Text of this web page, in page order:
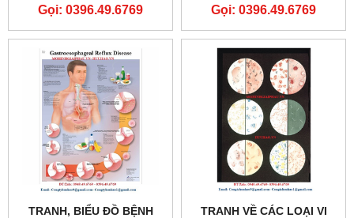
Gọi: 0396.49.6769 Gọi: 0396.49.6769
TRANH, BIỂU ĐỒ BỆNH
TRANH VỀ CÁC LOẠI VI